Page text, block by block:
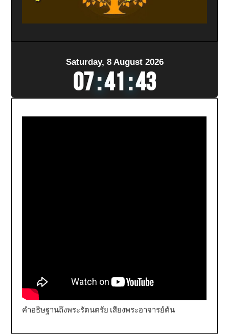
Saturday, 8 August 2026
07:41:45
คำอธิษฐานถึงพระรัตนตรัย เสียงพระอาจารย์ต้น